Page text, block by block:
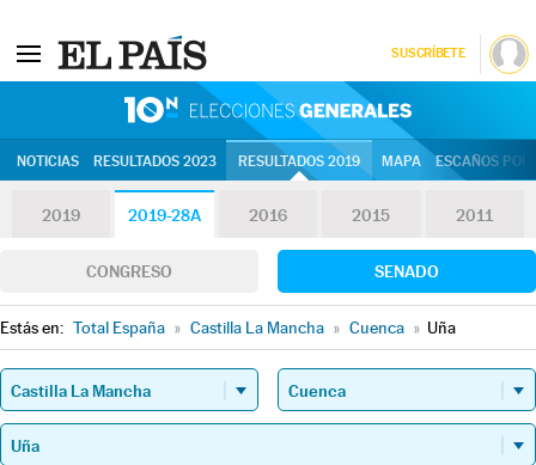
SUSCRÍBETE
NOTICIAS RESULTADOS 2023 RESULTADOS 2019 MAPA ESCAÑOS
2019 2019-28A 2016 2015 2011
CONGRESO SENADO
Estás en: Total España » Castilla La Mancha » Cuenca » Uña